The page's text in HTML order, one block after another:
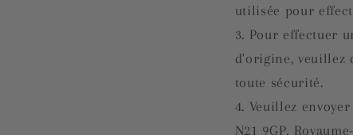
utilisée pour
Pour effectuer
d'origine, veuillez
toute sécurité.
Veuillez
N21 9GP,